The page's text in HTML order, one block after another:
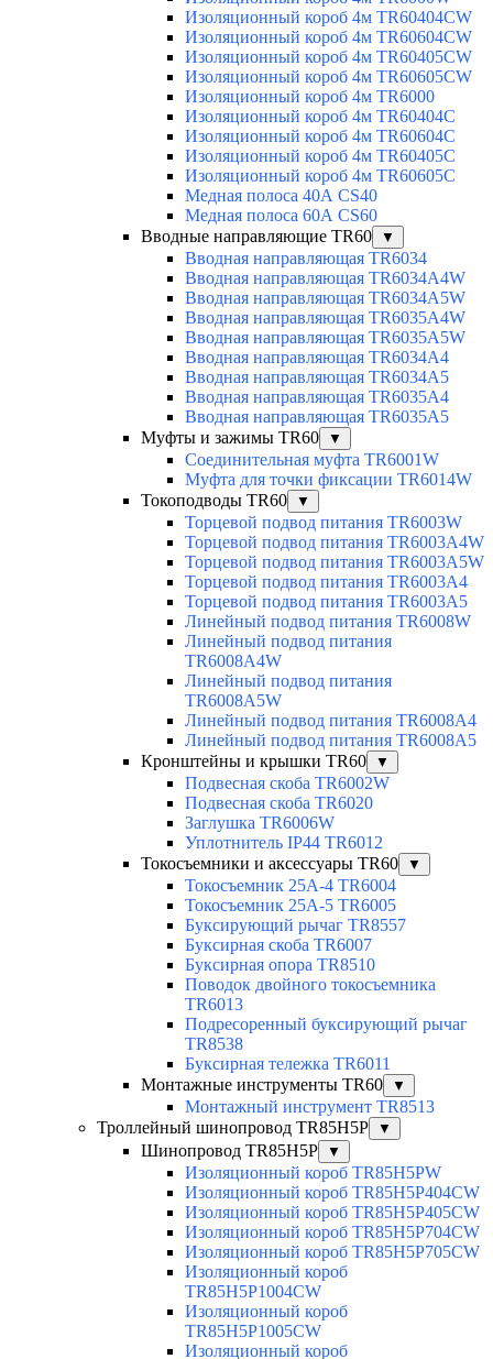
Изоляционный короб 4м TR60404CW
Изоляционный короб 4м TR60604CW
Изоляционный короб 4м TR60405CW
Изоляционный короб 4м TR60605CW
Изоляционный короб 4м TR6000
Изоляционный короб 4м TR60404C
Изоляционный короб 4м TR60604C
Изоляционный короб 4м TR60405C
Изоляционный короб 4м TR60605C
Медная полоса 40А CS40
Медная полоса 60А CS60
Вводные направляющие TR60
▼
Вводная направляющая TR6034
Вводная направляющая TR6034A4W
Вводная направляющая TR6034A5W
Вводная направляющая TR6035A4W
Вводная направляющая TR6035A5W
Вводная направляющая TR6034A4
Вводная направляющая TR6034A5
Вводная направляющая TR6035A4
Вводная направляющая TR6035A5
Муфты и зажимы TR60
▼
Соединительная муфта TR6001W
Муфта для точки фиксации TR6014W
Токоподводы TR60
▼
Торцевой подвод питания TR6003W
Торцевой подвод питания TR6003A4W
Торцевой подвод питания TR6003A5W
Торцевой подвод питания TR6003A4
Торцевой подвод питания TR6003A5
Линейный подвод питания TR6008W
Линейный подвод питания
TR6008A4W
Линейный подвод питания
TR6008A5W
Линейный подвод питания TR6008A4
Линейный подвод питания TR6008A5
Кронштейны и крышки TR60
▼
Подвесная скоба TR6002W
Подвесная скоба TR6020
Заглушка TR6006W
Уплотнитель IP44 TR6012
Токосъемники и аксессуары TR60
▼
Токосъемник 25А-4 TR6004
Токосъемник 25А-5 TR6005
Буксирующий рычаг TR8557
Буксирная скоба TR6007
Буксирная опора TR8510
Поводок двойного токосъемника
TR6013
Подресоренный буксирующий рычаг
TR8538
Буксирная тележка TR6011
Монтажные инструменты TR60
▼
Монтажный инструмент TR8513
Троллейный шинопровод TR85H5P
▼
Шинопровод TR85H5P ▼
Изоляционный короб TR85H5PW
Изоляционный короб TR85H5P404CW
Изоляционный короб TR85H5P405CW
Изоляционный короб TR85H5P704CW
Изоляционный короб TR85H5P705CW
Изоляционный короб
TR85H5P1004CW
Изоляционный короб
TR85H5P1005CW
Изоляционный короб